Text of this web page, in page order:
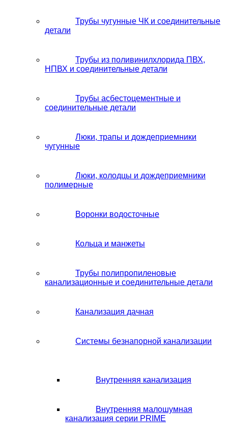
Трубы чугунные ЧК и соединительные
детали
Трубы из поливинилхлорида ПВХ,
НПВХ и соединительные детали
Трубы асбестоцементные и
соединительные детали
Люки, трапы и дождеприемники
чугунные
Люки, колодцы и дождеприемники
полимерные
Воронки водосточные
Кольца и манжеты
Трубы полипропиленовые
канализационные и соединительные детали
Канализация дачная
Системы безнапорной канализации
Внутренняя канализация
Внутренняя малошумная
канализация серии PRIME